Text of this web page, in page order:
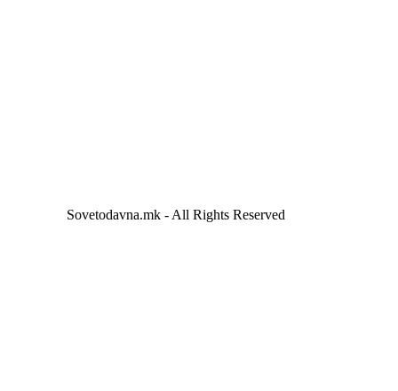
Sovetodavna.mk - All Rights Reserved